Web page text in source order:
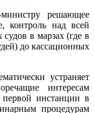
министру решающее
контроль над всей
в марзах (где в
до кассационных
устраняет
интересам
первой инстанции в
процедурам